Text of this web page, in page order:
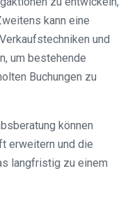
kann eine
und
um bestehende
Buchungen zu
können
erweitern und die
langfristig zu einem